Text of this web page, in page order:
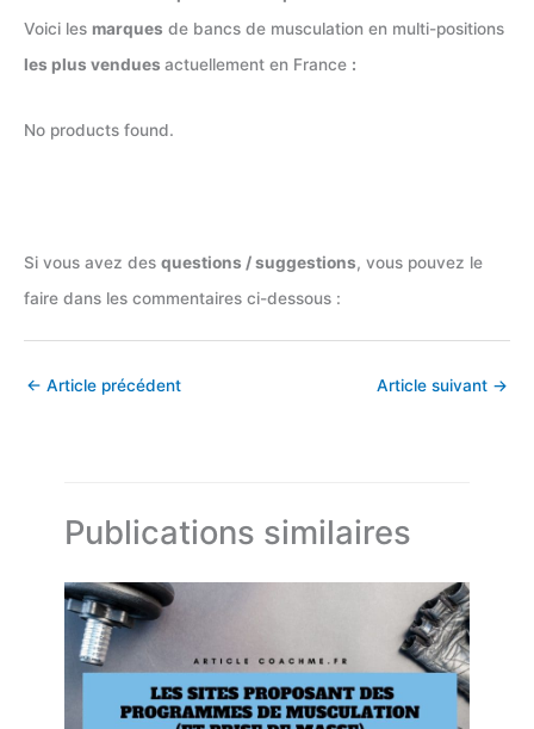
Voici les marques de bancs de musculation en multi-positions
les plus vendues actuellement en France :
No products found.
Si vous avez des questions / suggestions, vous pouvez le
faire dans les commentaires ci-dessous :
← Article précédent Article suivant →
Publications similaires